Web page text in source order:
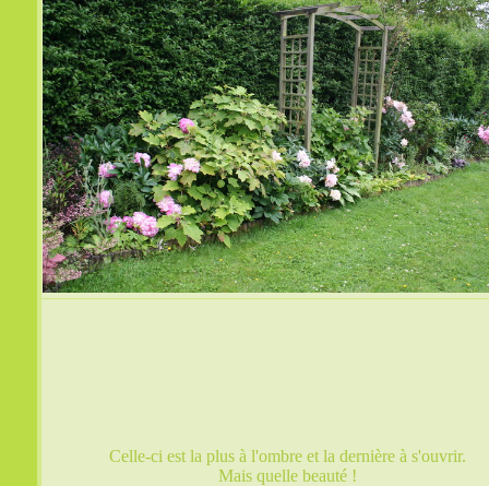
Celle-ci est la plus à l'ombre et la dernière à s'ouvrir.
Mais quelle beauté !